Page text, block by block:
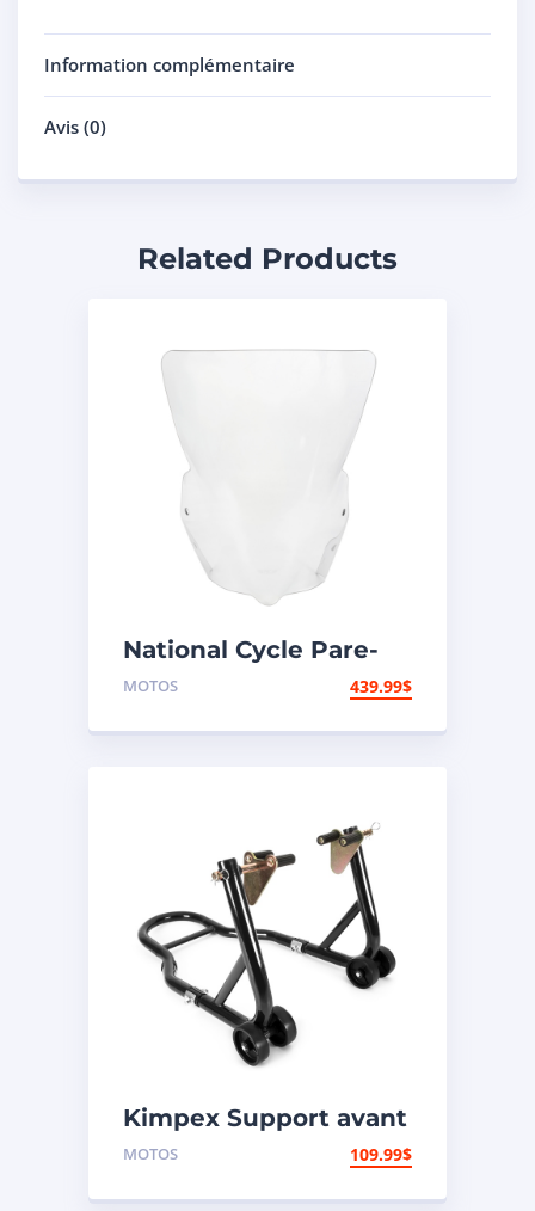
Information complémentaire
Avis (0)
Related Products
National Cycle Pare-
brise aéroacoustique
MOTOS 439.99$
Kimpex Support avant
de motocyclette
MOTOS 109.99$